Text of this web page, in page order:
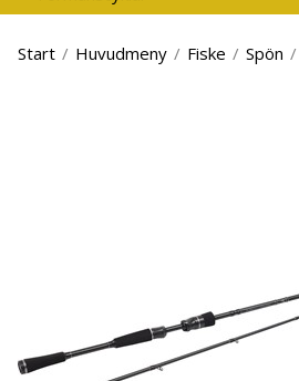
Start / Huvudmeny / Fiske / Spön /